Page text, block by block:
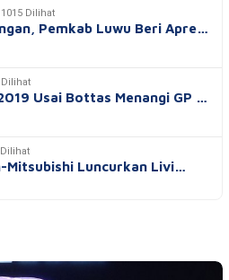
Dilihat
Pemkab Luwu Beri Apre…
Dilihat
Usai Bottas Menangi GP …
Mitsubishi Luncurkan Livi…